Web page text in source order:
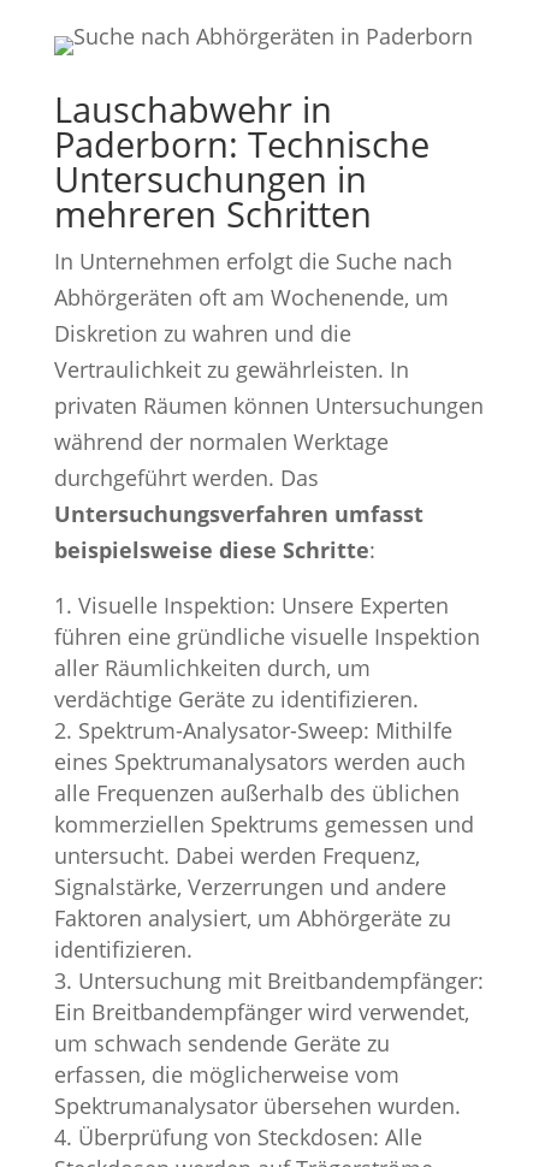
Lauschabwehr in
Paderborn: Technische
Untersuchungen in
mehreren Schritten
In Unternehmen erfolgt die Suche nach
Abhörgeräten oft am Wochenende, um
Diskretion zu wahren und die
Vertraulichkeit zu gewährleisten. In
privaten Räumen können Untersuchungen
während der normalen Werktage
durchgeführt werden. Das
Untersuchungsverfahren umfasst
beispielsweise diese Schritte:
Visuelle Inspektion: Unsere Experten
führen eine gründliche visuelle Inspektion
aller Räumlichkeiten durch, um
verdächtige Geräte zu identifizieren.
Spektrum-Analysator-Sweep: Mithilfe
eines Spektrumanalysators werden auch
alle Frequenzen außerhalb des üblichen
kommerziellen Spektrums gemessen und
untersucht. Dabei werden Frequenz,
Signalstärke, Verzerrungen und andere
Faktoren analysiert, um Abhörgeräte zu
identifizieren.
Untersuchung mit Breitbandempfänger:
Ein Breitbandempfänger wird verwendet,
um schwach sendende Geräte zu
erfassen, die möglicherweise vom
Spektrumanalysator übersehen wurden.
Überprüfung von Steckdosen: Alle